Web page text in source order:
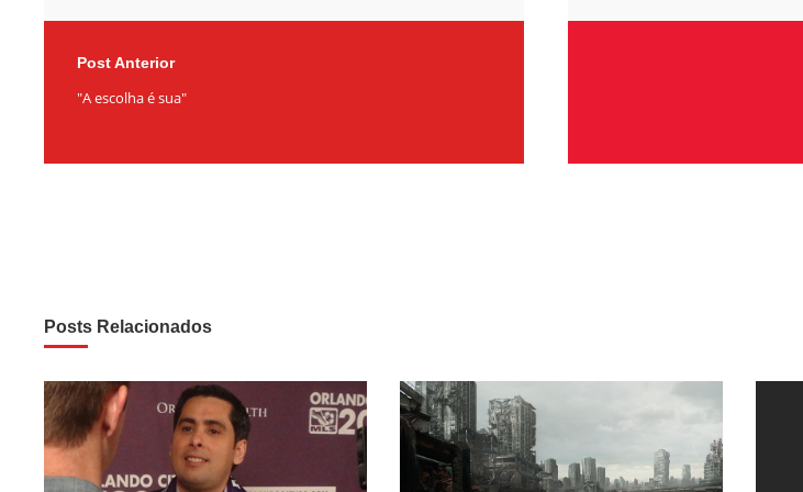
Post Anterior
"A escolha é sua"
Posts Relacionados